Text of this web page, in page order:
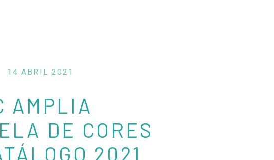
14 ABRIL 2021
AMPLIA
DE CORES
2021